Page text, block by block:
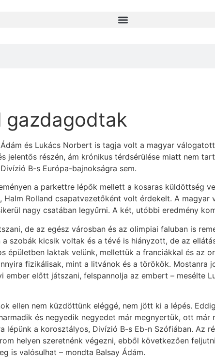
gazdagodtak
és Lukács Norbert is tagja volt a magyar
jelentős részén, ám krónikus térdsérülése miatt nem
B-s Európa-bajnokságra sem.
a parkettre lépők mellett a kosaras küldöttség
Rolland csapatvezetőként volt érdekelt. A
nagy csatában legyűrni. A két, utóbbi eredmény
de az egész városban és az olimpiai faluban is
szobák kicsik voltak és a tévé is hiányzott, de az
laktak velünk, mellettük a franciákkal és az
fizikálisak, mint a litvánok és a törökök. Mostanra
előtt játszani, felspannolja az embert – mesélte
ellen nem küzdöttünk eléggé, nem jött ki a lépés.
és negyedik negyedet már megnyertük, ott
lépünk a korosztályos, Divízió B-s Eb-n Szófiában. Az
helyen szeretnénk végezni, ebből következően
is valósulhat – mondta Balsay Ádám.